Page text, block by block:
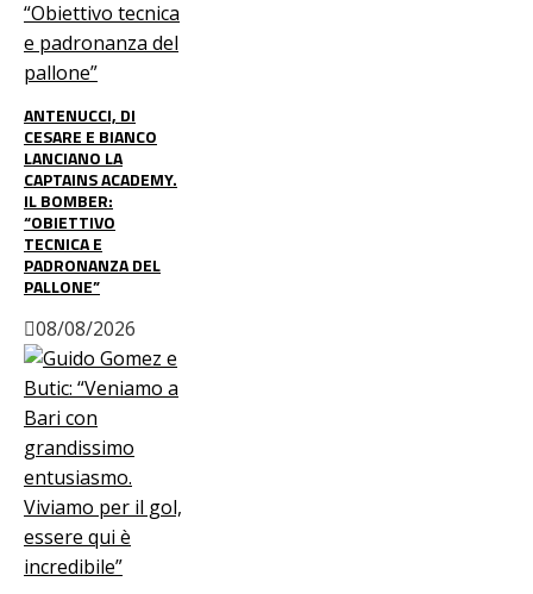
ANTENUCCI, DI
CESARE E BIANCO
LANCIANO LA
CAPTAINS ACADEMY.
IL BOMBER:
“OBIETTIVO
TECNICA E
PADRONANZA DEL
PALLONE”
08/08/2026